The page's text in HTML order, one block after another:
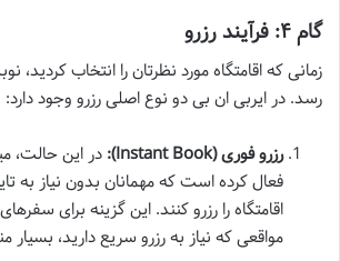
گام ۴: فرآیند رزرو
زمانی که اقامتگاه مورد نظرتان را انتخاب کردید،
رسد. در ایربی ان بی دو نوع اصلی رزرو وجود دارد:
رزرو فوری (Instant Book):
در این حالت،
فعال کرده است که مهمانان بدون نیاز به
اقامتگاه را رزرو کنند. این گزینه برای
مواقعی که نیاز به رزرو سریع دارید،